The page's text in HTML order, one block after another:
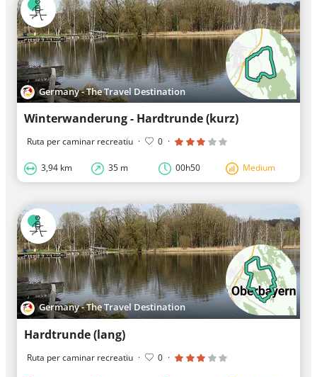
Germany - The Travel Destination
Winterwanderung - Hardtrunde (kurz)
Ruta per caminar recreatiu · 0 ·
3,94 km 35 m 00h50 Medium
Germany - The Travel Destination
Hardtrunde (lang)
Ruta per caminar recreatiu · 0 ·